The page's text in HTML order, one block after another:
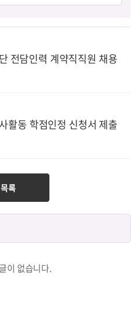
전담인력 계약직직원 채용
활동 학점인정 신청서 제출
목록
이 없습니다.